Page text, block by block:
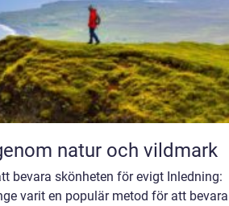
natur och vildmark
bevara skönheten för evigt Inledning:
varit en populär metod för att bevara